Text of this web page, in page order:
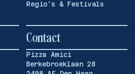
Regio's & Festivals
Contact
Pizza Amici
Berkebroeklaan 28